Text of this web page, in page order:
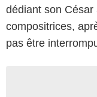
dédiant son
compositrices,
pas être